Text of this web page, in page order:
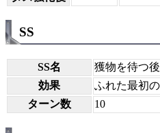
SS
SS名
獲物を待つ
効果
ふれた最初
ターン数
10